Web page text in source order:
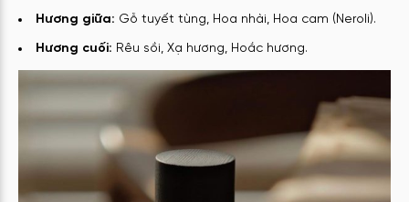
Hương giữa: Gỗ tuyết tùng, Hoa nhài, Hoa cam (Neroli).
Hương cuối: Rêu sồi, Xạ hương, Hoắc hương.